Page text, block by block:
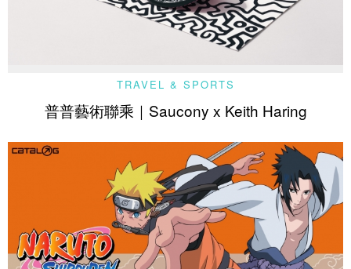
TRAVEL & SPORTS
普普藝術聯乘｜Saucony x Keith Haring